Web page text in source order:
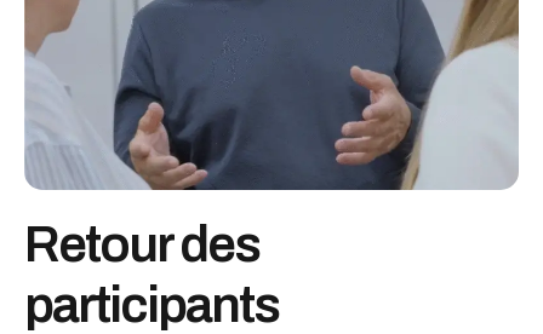
Retour des
participants